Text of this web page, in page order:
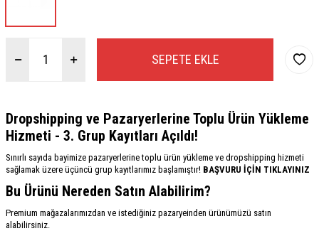
SEPETE EKLE
Dropshipping ve Pazaryerlerine Toplu Ürün Yükleme
Hizmeti - 3. Grup Kayıtları Açıldı!
Sınırlı sayıda bayimize pazaryerlerine toplu ürün yükleme ve dropshipping hizmeti
sağlamak üzere üçüncü grup kayıtlarımız başlamıştır! BAŞVURU İÇİN TIKLAYINIZ
Bu Ürünü Nereden Satın Alabilirim?
Premium mağazalarımızdan ve istediğiniz pazaryeinden ürünümüzü satın
alabilirsiniz.